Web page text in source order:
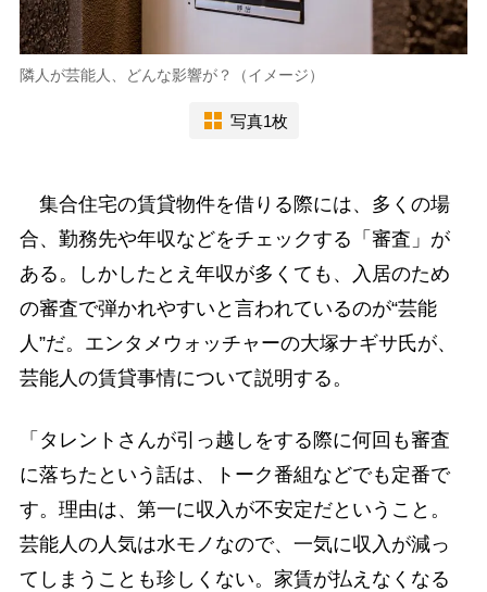
隣人が芸能人、どんな影響が？（イメージ）
写真1枚
集合住宅の賃貸物件を借りる際には、多くの場
合、勤務先や年収などをチェックする「審査」が
ある。しかしたとえ年収が多くても、入居のため
の審査で弾かれやすいと言われているのが“芸能
人”だ。エンタメウォッチャーの大塚ナギサ氏が、
芸能人の賃貸事情について説明する。
「タレントさんが引っ越しをする際に何回も審査
に落ちたという話は、トーク番組などでも定番で
す。理由は、第一に収入が不安定だということ。
芸能人の人気は水モノなので、一気に収入が減っ
てしまうことも珍しくない。家賃が払えなくなる